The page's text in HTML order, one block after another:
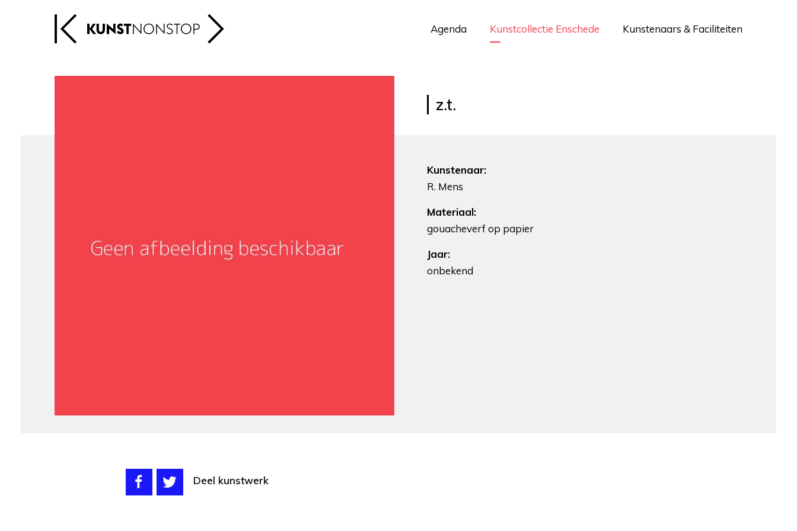
Agenda Kunstcollectie Enschede Kunstenaars & Faciliteiten
z.t.
Kunstenaar:
R. Mens
Materiaal:
gouacheverf op papier
Jaar:
onbekend
Deel kunstwerk